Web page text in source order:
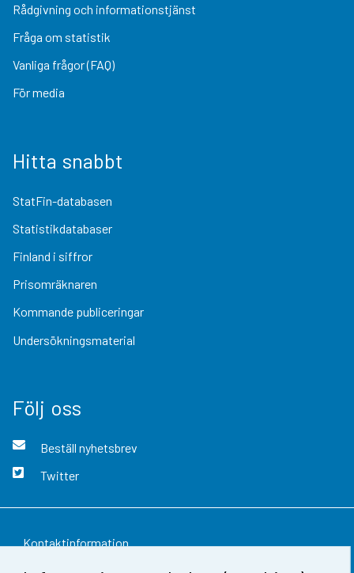
Rådgivning och informationstjänst
Fråga om statistik
Vanliga frågor (FAQ)
För media
Hitta snabbt
StatFin-databasen
Statistikdatabaser
Finland i siffror
Prisomräknaren
Kommande publiceringar
Undersökningsmaterial
Följ oss
Beställ nyhetsbrev
Twitter
Kontaktinformation